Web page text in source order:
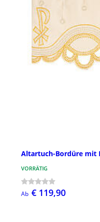
Altartuch-Bordüre mit
VORRÄTIG
Ab € 119,90